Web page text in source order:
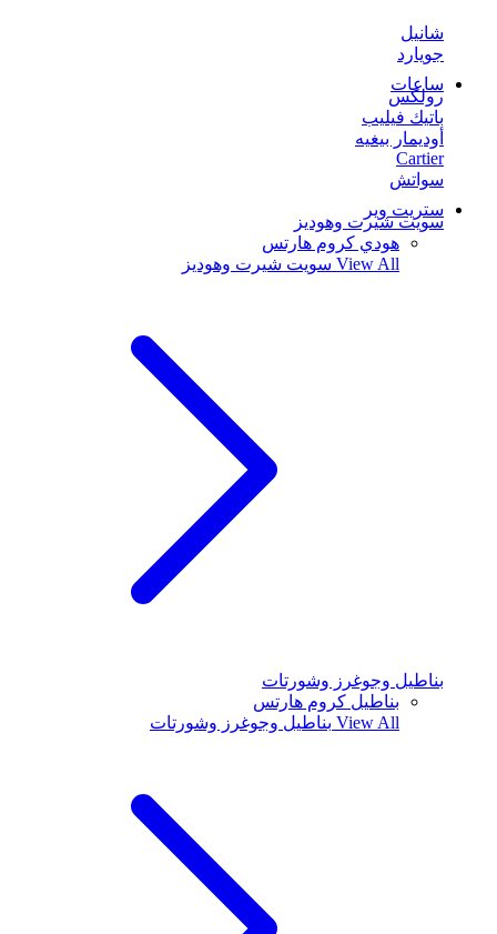
شانيل
جويارد
ساعات
رولكس
باتيك فيليب
أوديمار بيغيه
Cartier
سواتش
ستريت وير
سويت شيرت وهوديز
هودي كروم هارتس
View All سويت شيرت وهوديز
بناطيل وجوغرز وشورتات
بناطيل كروم هارتس
View All بناطيل وجوغرز وشورتات